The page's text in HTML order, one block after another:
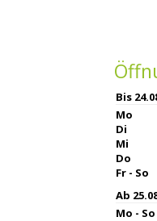
Bis
Mo
Di
Mi
Do
Fr - So
Ab
Mo - So